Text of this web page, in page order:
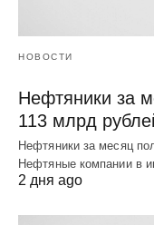
НОВОСТИ
Нефтяники за
113 млрд
Нефтяники за месяц
Нефтяные компании в
2 дня ago